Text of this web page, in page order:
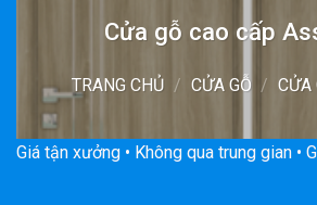
Cửa gỗ cao cấp
TRANG CHỦ / CỬA GỖ / CỬA
Giá tận xưởng • Không qua trung gian •